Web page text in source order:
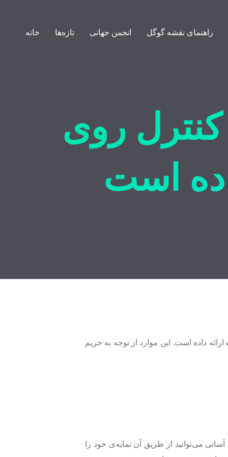
راهنمای نقشه گوگل انجمن جهانی تازه‌ها خانه
روی
است
ارائه داده است. این موارد از توجه به حریم
می‌توانید از طریق آن نمایه‌ی خود را